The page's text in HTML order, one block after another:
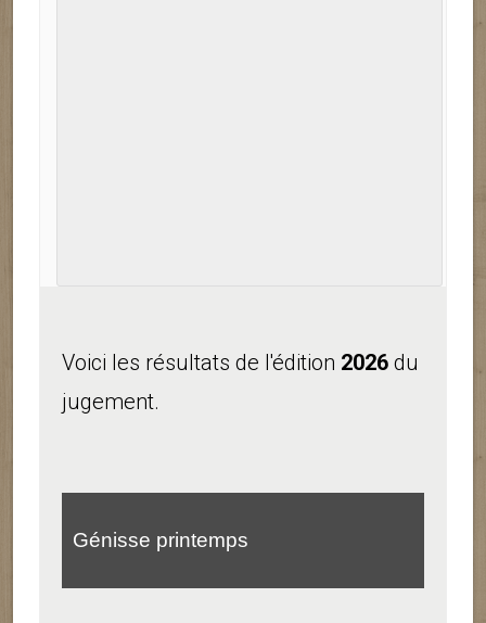
Voici les résultats de l'édition 2026 du
jugement.
Génisse printemps